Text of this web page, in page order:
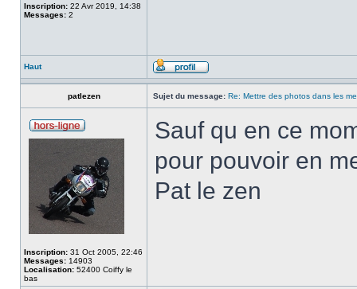
Inscription: 22 Avr 2019, 14:38
Messages: 2
Haut
patlezen Sujet du message: Re: Mettre des photos dans les
Inscription: 31 Oct 2005, 22:46
Messages: 14903
Localisation: 52400 Coiffy le
bas
Sauf qu en ce
pour pouvoir en
Pat le zen